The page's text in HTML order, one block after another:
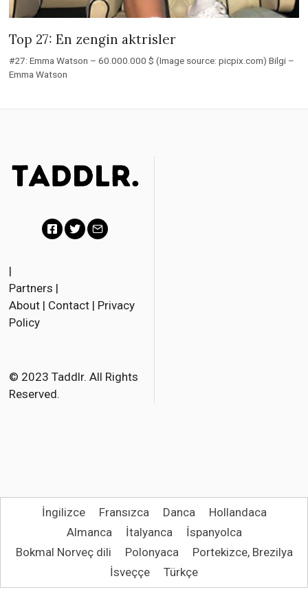
Top 27: En zengin aktrisler
#27: Emma Watson – 60.000.000 $ (Image source: picpix.com) Bilgi –
Emma Watson
c
e
o
k
t
r
i
|
Partners |
About | Contact | Privacy
Policy
© 2023 Taddlr. All Rights
Reserved.
İngilizce Fransızca Danca
Hollandaca
Almanca
İtalyanca
İspanyolca
Bokmal Norveç dili
Polonyaca
Portekizce, Brezilya
İsveççe
Türkçe